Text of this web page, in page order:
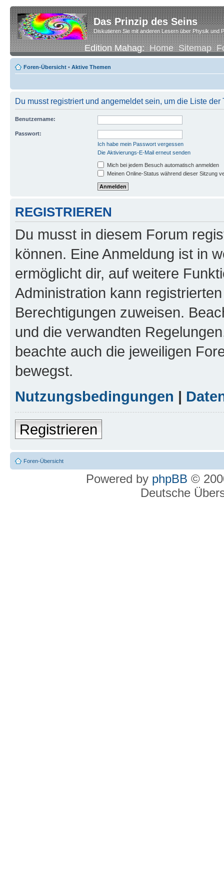
Das Prinzip des Seins
Diskutieren Sie mit anderen Lesern über Physik und
Edition Mahag:Home Sitemap
Foren-Übersicht • Aktive Themen
Du musst registriert und angemeldet sein, um die Liste
Benutzername:
Passwort:
Ich habe mein Passwort vergessen
Die Aktivierungs-E-Mail erneut senden
Mich bei jedem Besuch automatisch anmelden
Meinen Online-Status während dieser Sitzung
REGISTRIEREN
Du musst in diesem Forum
können. Eine Anmeldung ist in
ermöglicht dir, auf weitere
Administration kann
Berechtigungen zuweisen.
und die verwandten
beachte auch die jeweiligen
bewegst.
Nutzungsbedingungen |
Registrieren
Foren-Übersicht
Powered by phpBB ©
Deutsche